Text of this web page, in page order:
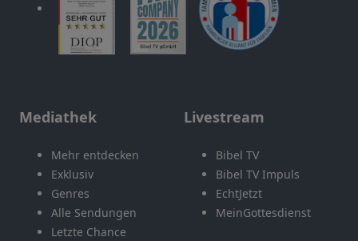
Mediathek
Mehr entdecken
Exklusiv
Genres
Alle Sendungen
Letzte Chance
Livestream
Bibel TV
Bibel TV Impuls
EchtJetzt
MeinGottesdienst